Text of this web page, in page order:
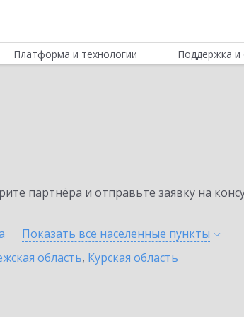
Платформа и технологии Поддержка и
партнёра и отправьте заявку на
Показать все населенные пункты
область, Курская область